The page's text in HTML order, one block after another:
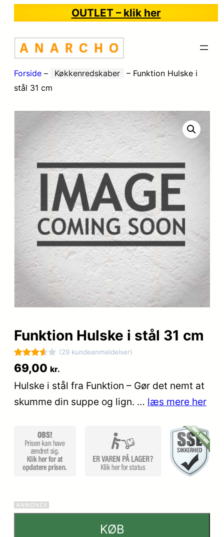
OUTLET – klik her
Forside – Køkkenredskaber – Funktion Hulske i
stål 31 cm
Funktion Hulske i stål 31 cm
Bedømt
som
3.6ud
af 5
29
kundebe
dømmel
ser
(29 kundeanmeldelser)
69,00 kr.
Hulske i stål fra Funktion – Gør det nemt at
skumme din suppe og lign. … læs mere her
KØB